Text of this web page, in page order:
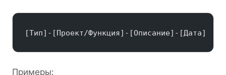
[Тип]-[Проект/Функция]-[Описание]-[Дата]
Примеры: